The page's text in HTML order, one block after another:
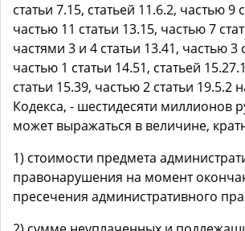
1) стоимости предмета
правонарушения на момент
пресечения административного